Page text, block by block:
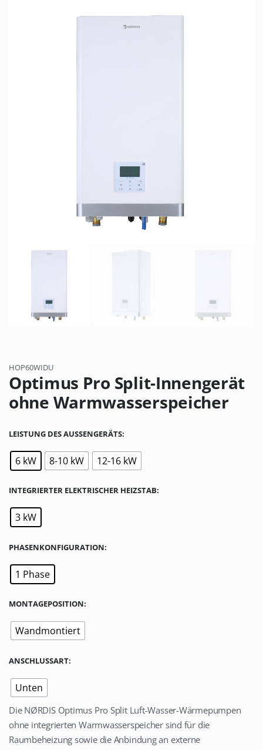
HOP60WIDU
Optimus Pro Split-Innengerät
ohne Warmwasserspeicher
LEISTUNG DES AUSSENGERÄTS
6 kW 8-10 kW 12-16 kW
INTEGRIERTER ELEKTRISCHER HEIZSTAB
3 kW
PHASENKONFIGURATION
1 Phase
MONTAGEPOSITION
Wandmontiert
ANSCHLUSSART
Unten
Die NØRDIS Optimus Pro Split Luft-Wasser-Wärmepumpen
ohne integrierten Warmwasserspeicher sind für die
Raumbeheizung sowie die Anbindung an externe